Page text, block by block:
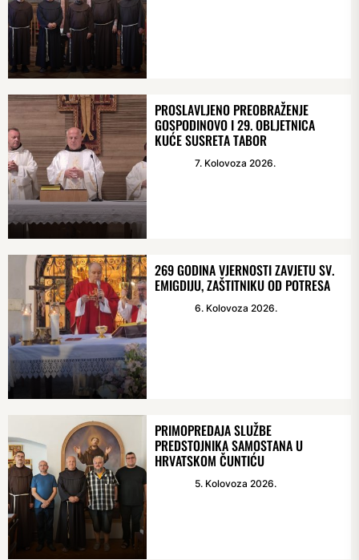
PROSLAVLJENO PREOBRAŽENJE
GOSPODINOVO I 29. OBLJETNICA
KUĆE SUSRETA TABOR
7. Kolovoza 2026.
269 GODINA VJERNOSTI ZAVJETU SV.
EMIGDIJU, ZAŠTITNIKU OD POTRESA
6. Kolovoza 2026.
PRIMOPREDAJA SLUŽBE
PREDSTOJNIKA SAMOSTANA U
HRVATSKOM ČUNTIĆU
5. Kolovoza 2026.